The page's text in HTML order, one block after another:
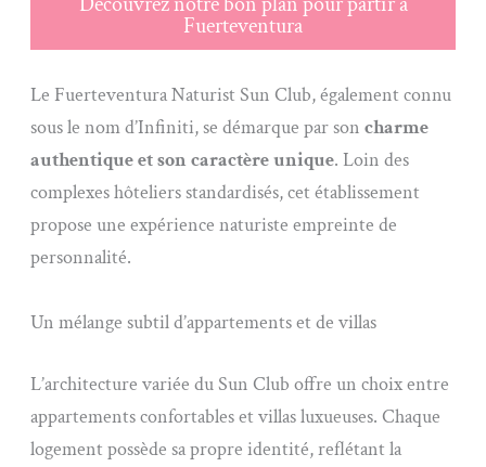
Fuerteventura
Le Fuerteventura Naturist Sun Club, également connu
sous le nom d’Infiniti, se démarque par soncharme
authentique et son caractère unique. Loin des
complexes hôteliers standardisés, cet établissement
propose une expérience naturiste empreinte de
personnalité.
Un mélange subtil d’appartements et de villas
L’architecture variée du Sun Club offre un choix entre
appartements confortables et villas luxueuses. Chaque
logement possède sa propre identité, reflétant la